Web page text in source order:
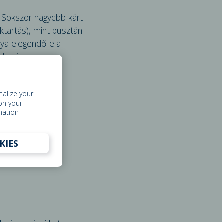
your
your
nagyobb kárt
mint pusztán
elegendő-e a
meg.